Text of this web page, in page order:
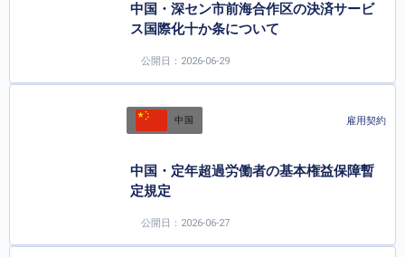
中国・深セン市前海合作区の決済サービ
ス国際化十か条について
公開日：2026-06-29
中国 雇用契約
中国・定年超過労働者の基本権益保障暫
定規定
公開日：2026-06-27